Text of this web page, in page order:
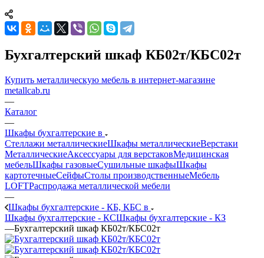
Бухгалтерский шкаф КБ02т/КБС02т
Купить металлическую мебель в интернет-магазине
metallcab.ru
—
Каталог
—
Шкафы бухгалтерские в
Стеллажи металлическиеШкафы металлическиеВерстаки
МеталлическиеАксессуары для верстаковМедицинская
мебельШкафы газовыеСушильные шкафыШкафы
картотечныеСейфыСтолы производственныеМебель
LOFTРаспродажа металлической мебели
—
Шкафы бухгалтерские - КБ, КБС в
Шкафы бухгалтерские - КСШкафы бухгалтерские - КЗ
—Бухгалтерский шкаф КБ02т/КБС02т